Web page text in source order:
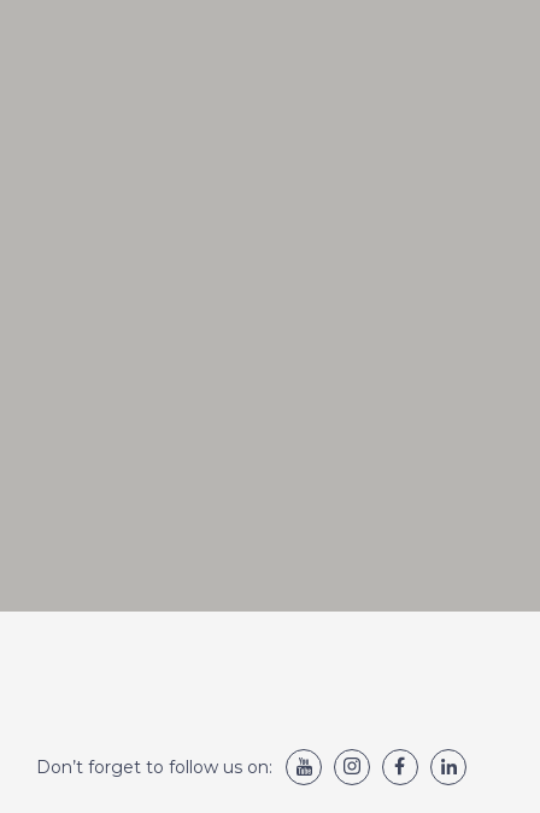
Don’t forget to follow us on: